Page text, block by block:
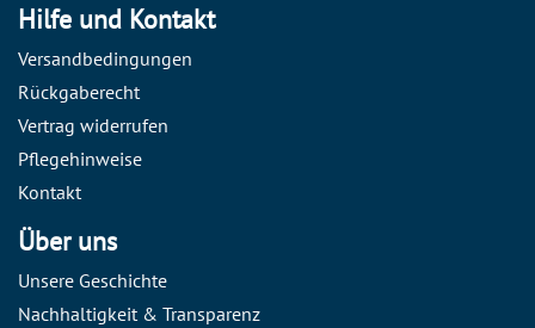
Hilfe und Kontakt
Versandbedingungen
Rückgaberecht
Vertrag widerrufen
Pflegehinweise
Kontakt
Über uns
Unsere Geschichte
Nachhaltigkeit & Transparenz